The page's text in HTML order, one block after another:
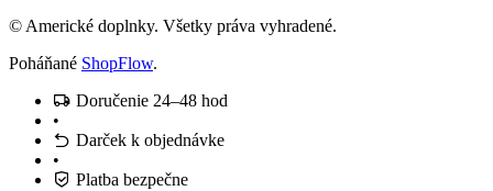
© Americké doplnky. Všetky práva vyhradené.
Poháňané ShopFlow.
Doručenie 24–48 hod
•
Darček k objednávke
•
Platba bezpečne